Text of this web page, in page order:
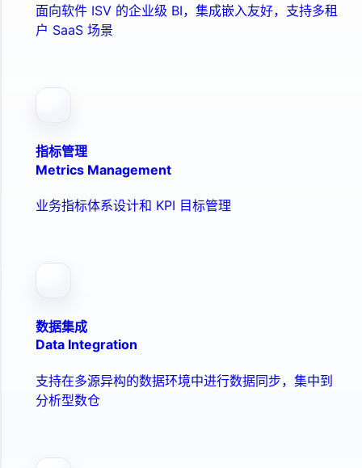
面向软件 ISV 的企业级 BI，集成嵌入友好，支持多租
户 SaaS 场景
指标管理
Metrics Management
业务指标体系设计和 KPI 目标管理
数据集成
Data Integration
支持在多源异构的数据环境中进行数据同步，集中到
分析型数仓